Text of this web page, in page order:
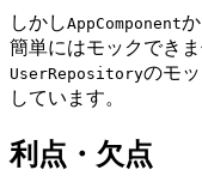
しかしAppComponent
簡単にはモックでき
UserRepositoryのモ
しています。
利点・欠点